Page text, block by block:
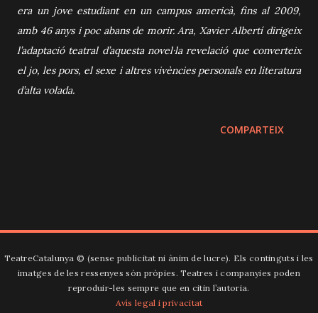
era un jove estudiant en un campus americà, fins al 2009,
amb 46 anys i poc abans de morir. Ara, Xavier Albertí dirigeix
l’adaptació teatral d’aquesta novel·la revelació que converteix
el jo, les pors, el sexe i altres vivències personals en literatura
d’alta volada.
COMPARTEIX
TeatreCatalunya ©️ (sense publicitat ni ànim de lucre). Els continguts i les
imatges de les ressenyes són pròpies. Teatres i companyies poden
reproduir-les sempre que en citin l’autoria.
Avís legal i privacitat